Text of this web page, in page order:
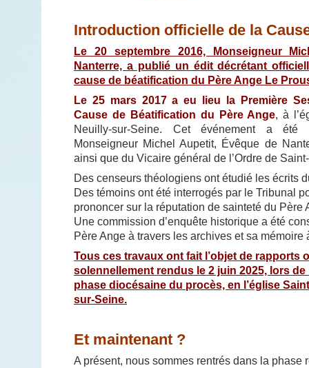
Introduction officielle de la
Le 20 septembre 2016, Monseigneur
Nanterre, a publié un édit décrétant
cause de béatification du Père Ange Le
Le 25 mars 2017 a eu lieu la Première
Cause de Béatification du Père Ange, à
Neuilly-sur-Seine. Cet événement a
Monseigneur Michel Aupetit, Évêque de
ainsi que du Vicaire général de l’Ordre de
Des censeurs théologiens ont étudié les écrits
Des témoins ont été interrogés par le Tribunal
prononcer sur la réputation de sainteté du Père
Une commission d’enquête historique a été
Père Ange à travers les archives et sa mémoire
Tous ces travaux ont fait l’objet de rapports
solennellement rendus le 2 juin 2025, lors
phase diocésaine du procès, en l’église
sur-Seine.
Et maintenant ?
A présent, nous sommes rentrés dans la phase